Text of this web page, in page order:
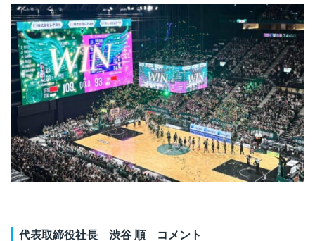
代表取締役社長 渋谷 順 コメント